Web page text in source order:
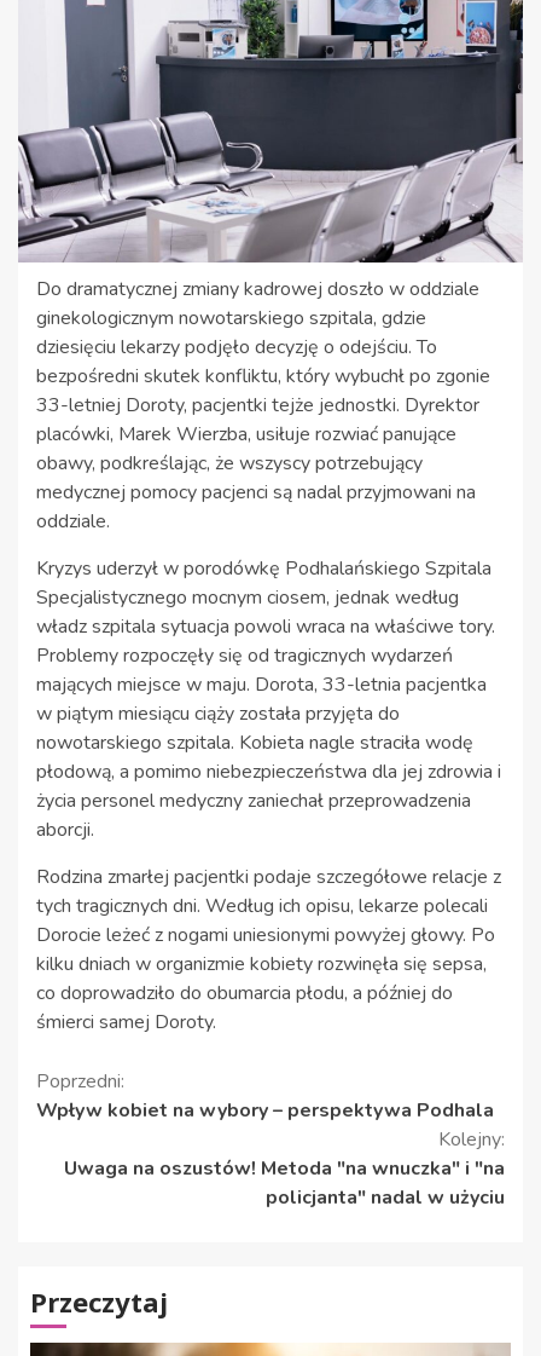
Do dramatycznej zmiany kadrowej doszło w oddziale
ginekologicznym nowotarskiego szpitala, gdzie
dziesięciu lekarzy podjęło decyzję o odejściu. To
bezpośredni skutek konfliktu, który wybuchł po zgonie
33-letniej Doroty, pacjentki tejże jednostki. Dyrektor
placówki, Marek Wierzba, usiłuje rozwiać panujące
obawy, podkreślając, że wszyscy potrzebujący
medycznej pomocy pacjenci są nadal przyjmowani na
oddziale.
Kryzys uderzył w porodówkę Podhalańskiego Szpitala
Specjalistycznego mocnym ciosem, jednak według
władz szpitala sytuacja powoli wraca na właściwe tory.
Problemy rozpoczęły się od tragicznych wydarzeń
mających miejsce w maju. Dorota, 33-letnia pacjentka
w piątym miesiącu ciąży została przyjęta do
nowotarskiego szpitala. Kobieta nagle straciła wodę
płodową, a pomimo niebezpieczeństwa dla jej zdrowia i
życia personel medyczny zaniechał przeprowadzenia
aborcji.
Rodzina zmarłej pacjentki podaje szczegółowe relacje z
tych tragicznych dni. Według ich opisu, lekarze polecali
Dorocie leżeć z nogami uniesionymi powyżej głowy. Po
kilku dniach w organizmie kobiety rozwinęła się sepsa,
co doprowadziło do obumarcia płodu, a później do
śmierci samej Doroty.
Kontynuuj
czytanie
Poprzedni:
Wpływ kobiet na wybory – perspektywa Podhala
Kolejny:
Uwaga na oszustów! Metoda "na wnuczka" i "na
policjanta" nadal w użyciu
Przeczytaj